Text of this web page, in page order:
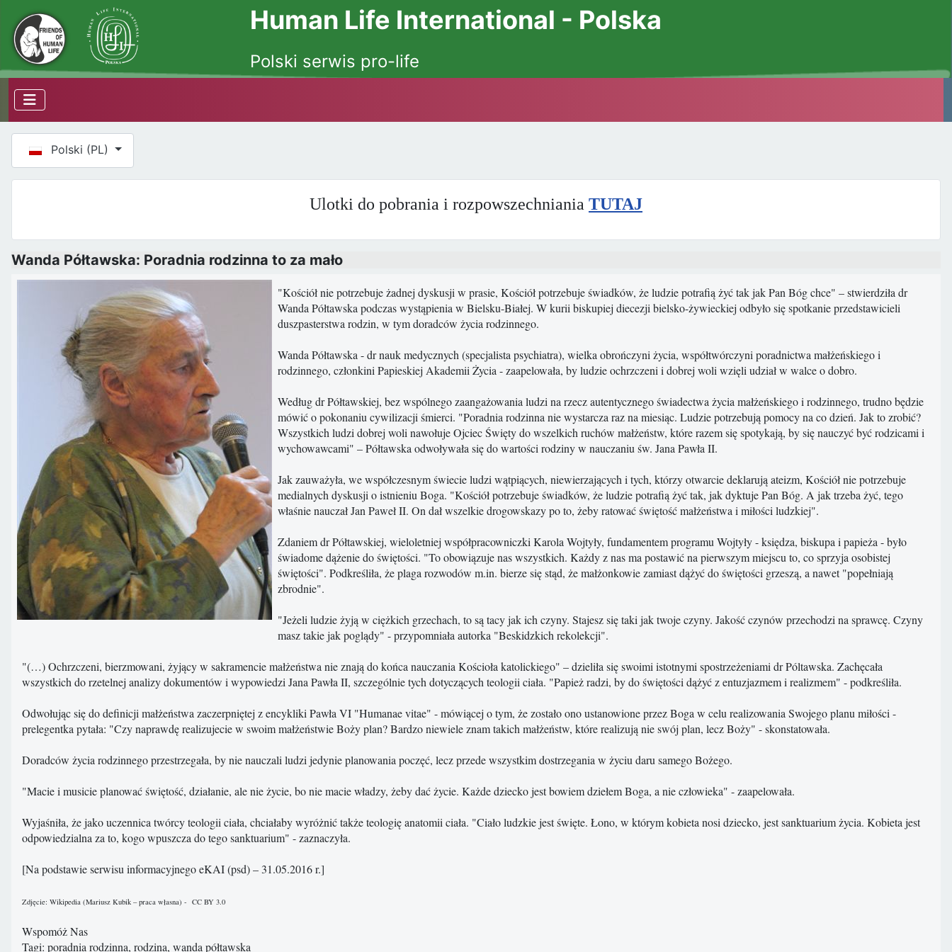
Human Life International - Polska
Polski serwis pro-life
Wybierz swój język
Polski (PL)
Ulotki do pobrania i rozpowszechniania TUTAJ
Wanda Półtawska: Poradnia rodzinna to za mało
"Kościół nie potrzebuje żadnej dyskusji w prasie, Kościół potrzebuje świadków, że ludzie potrafią żyć tak jak Pan Bóg chce" – stwierdziła dr
Wanda Półtawska podczas wystąpienia w Bielsku-Białej. W kurii biskupiej diecezji bielsko-żywieckiej odbyło się spotkanie przedstawicieli
duszpasterstwa rodzin, w tym doradców życia rodzinnego.
Wanda Półtawska - dr nauk medycznych (specjalista psychiatra), wielka obrończyni życia, współtwórczyni poradnictwa małżeńskiego i
rodzinnego, członkini Papieskiej Akademii Życia - zaapelowała, by ludzie ochrzczeni i dobrej woli wzięli udział w walce o dobro.
Według dr Półtawskiej, bez wspólnego zaangażowania ludzi na rzecz autentycznego świadectwa życia małżeńskiego i rodzinnego, trudno będzie
mówić o pokonaniu cywilizacji śmierci. "Poradnia rodzinna nie wystarcza raz na miesiąc. Ludzie potrzebują pomocy na co dzień. Jak to zrobić?
Wszystkich ludzi dobrej woli nawołuje Ojciec Święty do wszelkich ruchów małżeństw, które razem się spotykają, by się nauczyć być rodzicami i
wychowawcami" – Półtawska odwoływała się do wartości rodziny w nauczaniu św. Jana Pawła II.
Jak zauważyła, we współczesnym świecie ludzi wątpiących, niewierzających i tych, którzy otwarcie deklarują ateizm, Kościół nie potrzebuje
medialnych dyskusji o istnieniu Boga. "Kościół potrzebuje świadków, że ludzie potrafią żyć tak, jak dyktuje Pan Bóg. A jak trzeba żyć, tego
właśnie nauczał Jan Paweł II. On dał wszelkie drogowskazy po to, żeby ratować świętość małżeństwa i miłości ludzkiej".
Zdaniem dr Półtawskiej, wieloletniej współpracowniczki Karola Wojtyły, fundamentem programu Wojtyły - księdza, biskupa i papieża - było
świadome dążenie do świętości. "To obowiązuje nas wszystkich. Każdy z nas ma postawić na pierwszym miejscu to, co sprzyja osobistej
świętości". Podkreśliła, że plaga rozwodów m.in. bierze się stąd, że małżonkowie zamiast dążyć do świętości grzeszą, a nawet "popełniają
zbrodnie".
"Jeżeli ludzie żyją w ciężkich grzechach, to są tacy jak ich czyny. Stajesz się taki jak twoje czyny. Jakość czynów przechodzi na sprawcę. Czyny
masz takie jak poglądy" - przypomniała autorka "Beskidzkich rekolekcji".
"(…) Ochrzczeni, bierzmowani, żyjący w sakramencie małżeństwa nie znają do końca nauczania Kościoła katolickiego" – dzieliła się swoimi istotnymi spostrzeżeniami dr Póltawska. Zachęcała
wszystkich do rzetelnej analizy dokumentów i wypowiedzi Jana Pawła II, szczególnie tych dotyczących teologii ciała. "Papież radzi, by do świętości dążyć z entuzjazmem i realizmem" - podkreśliła.
Odwołując się do definicji małżeństwa zaczerpniętej z encykliki Pawła VI "Humanae vitae" - mówiącej o tym, że zostało ono ustanowione przez Boga w celu realizowania Swojego planu miłości -
prelegentka pytała: "Czy naprawdę realizujecie w swoim małżeństwie Boży plan? Bardzo niewiele znam takich małżeństw, które realizują nie swój plan, lecz Boży" - skonstatowała.
Doradców życia rodzinnego przestrzegała, by nie nauczali ludzi jedynie planowania poczęć, lecz przede wszystkim dostrzegania w życiu daru samego Bożego.
"Macie i musicie planować świętość, działanie, ale nie życie, bo nie macie władzy, żeby dać życie. Każde dziecko jest bowiem dziełem Boga, a nie człowieka" - zaapelowała.
Wyjaśniła, że jako uczennica twórcy teologii ciała, chciałaby wyróżnić także teologię anatomii ciała. "Ciało ludzkie jest święte. Łono, w którym kobieta nosi dziecko, jest sanktuarium życia. Kobieta jest
odpowiedzialna za to, kogo wpuszcza do tego sanktuarium" - zaznaczyła.
[Na podstawie serwisu informacyjnego eKAI (psd) – 31.05.2016 r.]
Zdjęcie: Wikipedia (Mariusz Kubik – praca własna) - CC BY 3.0
Wspomóż Nas
Tagi: poradnia rodzinna, rodzina, wanda półtawska